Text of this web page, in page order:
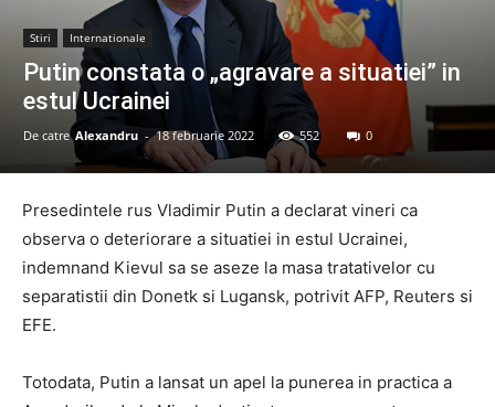
Stiri Internationale
Putin constata o „agravare a situatiei” in
estul Ucrainei
De catre Alexandru - 18 februarie 2022 552 0
Presedintele rus Vladimir Putin a declarat vineri ca
observa o deteriorare a situatiei in estul Ucrainei,
indemnand Kievul sa se aseze la masa tratativelor cu
separatistii din Donetk si Lugansk, potrivit AFP, Reuters si
EFE.
Totodata, Putin a lansat un apel la punerea in practica a